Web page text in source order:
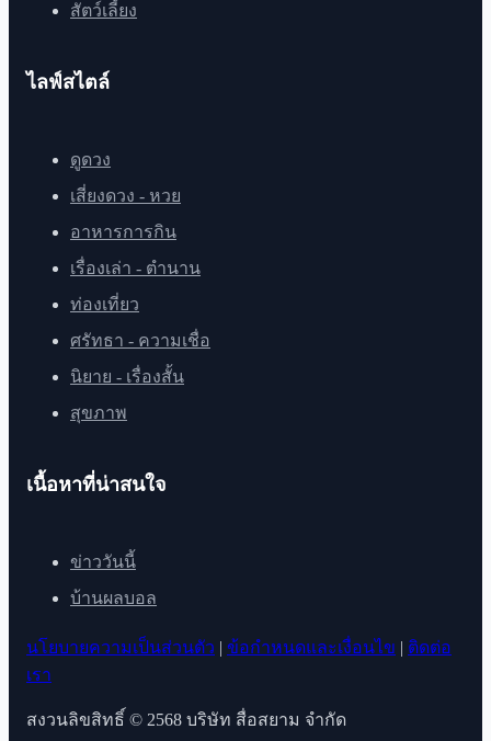
สัตว์เลี้ยง
ไลฟ์สไตล์
ดูดวง
เสี่ยงดวง - หวย
อาหารการกิน
เรื่องเล่า - ตำนาน
ท่องเที่ยว
ศรัทธา - ความเชื่อ
นิยาย - เรื่องสั้น
สุขภาพ
เนื้อหาที่น่าสนใจ
ข่าววันนี้
บ้านผลบอล
นโยบายความเป็นส่วนตัว | ข้อกำหนดและเงื่อนไข | ติดต่อ
เรา
สงวนลิขสิทธิ์ © 2568 บริษัท สื่อสยาม จำกัด